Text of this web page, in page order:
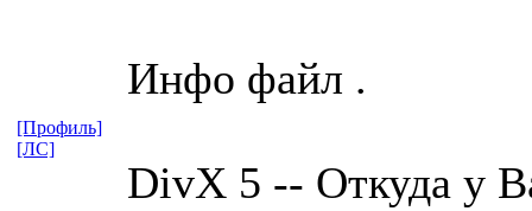
Инфо файл .
DivX 5 -- Откуда у
[Профиль]
[ЛС]